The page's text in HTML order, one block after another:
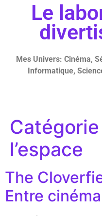
Le
Mes Univers: Cinéma,
Informatique,
Catégorie
l’espace
The
Entre